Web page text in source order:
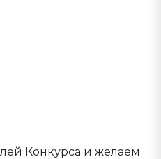
Конкурса и желаем